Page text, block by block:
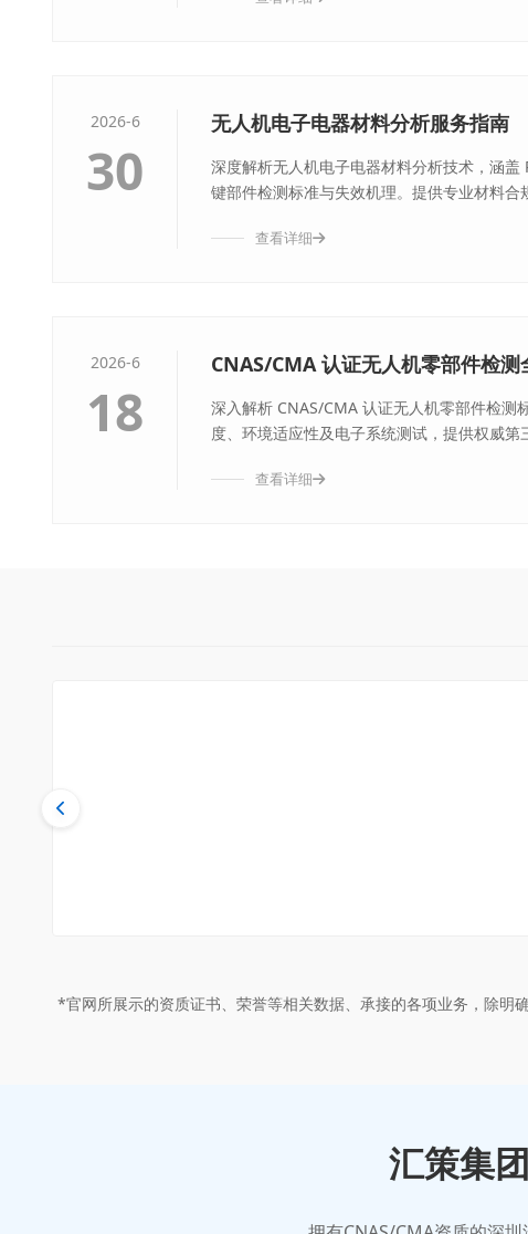
2026-6
30
无人机电子电器材料分析服务指南
深度解析无人机电子电器材料分析技术，涵盖
键部件检测标准与失效机理。提供专业材料合
查看详细
2026-6
18
CNAS/CMA 认证无人机零部件检测
深入解析 CNAS/CMA 认证无人机零部件检测
度、环境适应性及电子系统测试，提供权威第
查看详细
*官网所展示的资质证书、荣誉等相关数据、承接的各项业务，除明
汇策集